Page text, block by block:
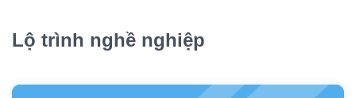
Lộ trình nghề nghiệp